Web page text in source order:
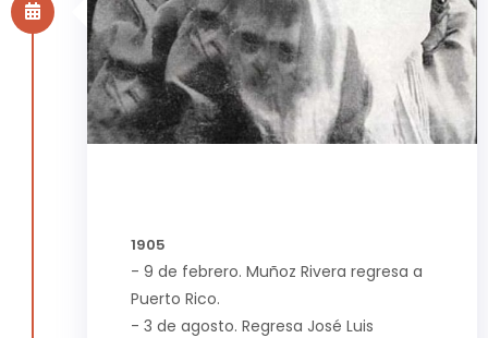
1905
- 9 de febrero. Muñoz Rivera regresa a
Puerto Rico.
- 3 de agosto. Regresa José Luis